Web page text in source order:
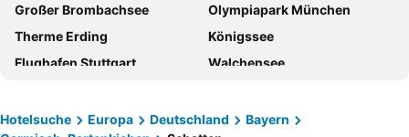
Wellnesshotel Schönruh - Adults only
Hotel Bergland
Hotel Zugspitze
Parkhotel Sonnenhof
Aktiv Hotel Böld Oberammergau
Schloss Elmau Luxury Spa Retreat & Cultural Hideaway
Hotel Gasthof Alter Wirt
Parkhotel Wallgau
Großer Brombachsee
Olympiapark München
Therme Erding
Königssee
Flughafen Stuttgart
Walchensee
Schliersee
Insel Mainau
Hotelsuche Europa Deutschland
Bayern